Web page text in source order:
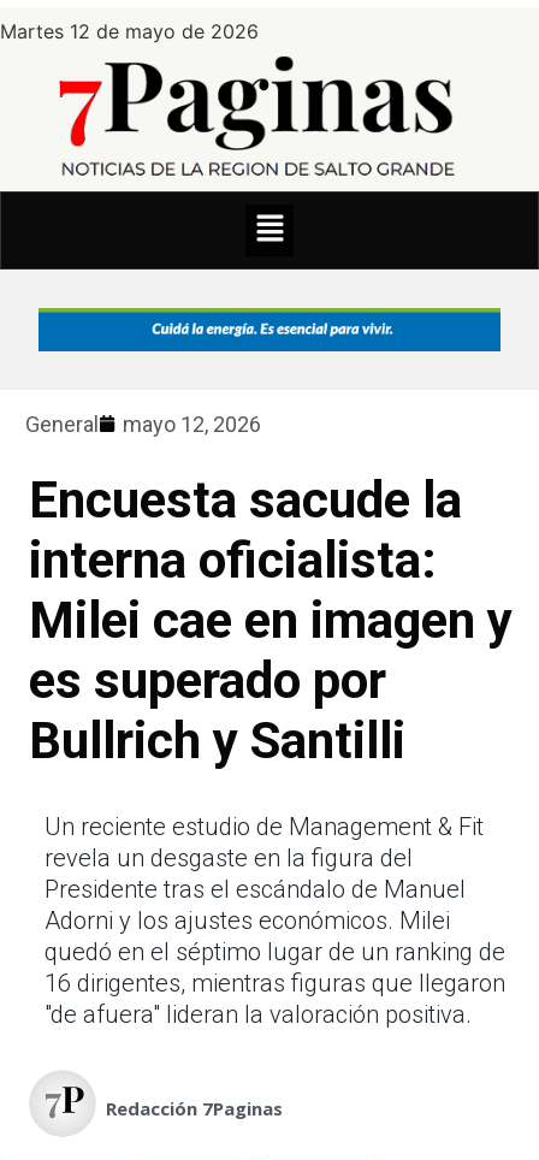
Martes 12 de mayo de 2026
General mayo 12, 2026
Encuesta sacude la
interna oficialista:
Milei cae en imagen y
es superado por
Bullrich y Santilli
Un reciente estudio de Management & Fit
revela un desgaste en la figura del
Presidente tras el escándalo de Manuel
Adorni y los ajustes económicos. Milei
quedó en el séptimo lugar de un ranking de
16 dirigentes, mientras figuras que llegaron
"de afuera" lideran la valoración positiva.
Redacción 7Paginas